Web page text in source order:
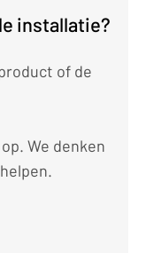
installatie?
of de
We denken